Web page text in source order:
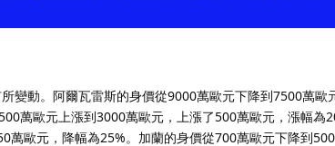
變動。阿爾瓦雷斯的身價從9000萬歐元下降到7500萬歐
萬歐元上漲到3000萬歐元，上漲了500萬歐元，漲幅為
萬歐元，降幅為25%。加蘭的身價從700萬歐元下降到